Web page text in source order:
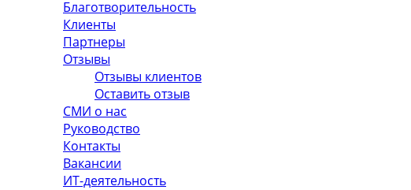
Благотворительность
Клиенты
Партнеры
Отзывы
Отзывы клиентов
Оставить отзыв
СМИ о нас
Руководство
Контакты
Вакансии
ИТ-деятельность